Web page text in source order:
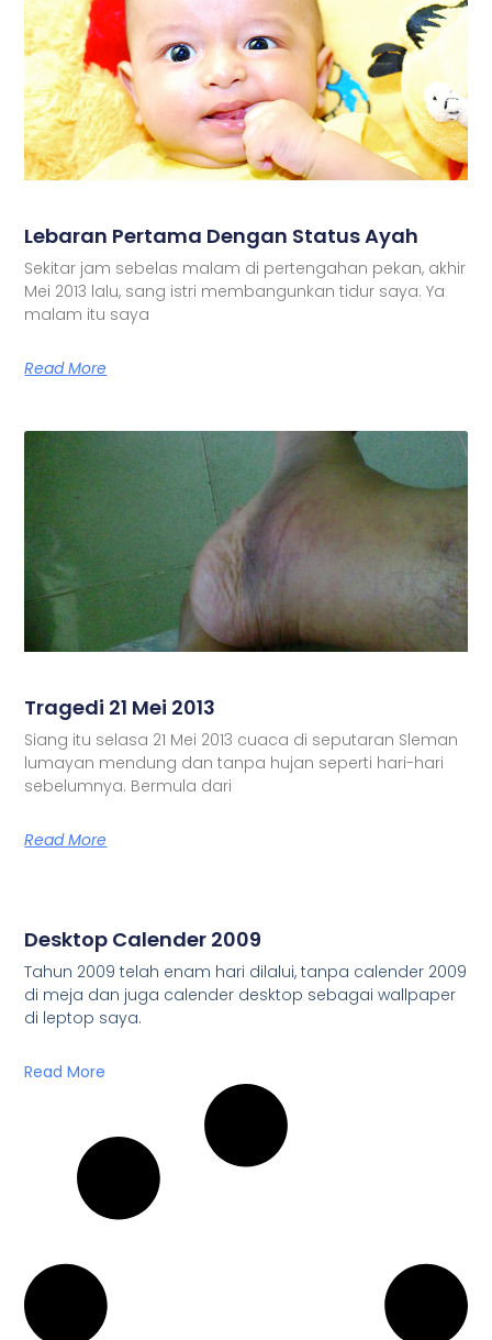
Lebaran Pertama Dengan Status Ayah
Sekitar jam sebelas malam di pertengahan pekan, akhir
Mei 2013 lalu, sang istri membangunkan tidur saya. Ya
malam itu saya
Read More
Tragedi 21 Mei 2013
Siang itu selasa 21 Mei 2013 cuaca di seputaran Sleman
lumayan mendung dan tanpa hujan seperti hari-hari
sebelumnya. Bermula dari
Read More
Desktop Calender 2009
Tahun 2009 telah enam hari dilalui, tanpa calender 2009
di meja dan juga calender desktop sebagai wallpaper
di leptop saya.
Read More